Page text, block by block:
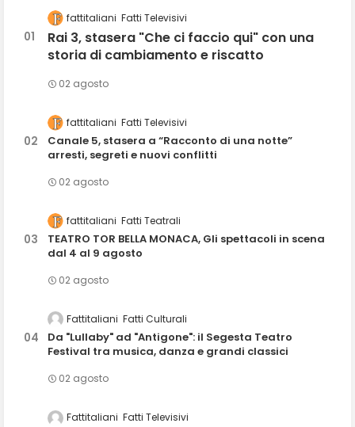
fattitaliani Fatti Televisivi
Rai 3, stasera "Che ci faccio qui" con una
storia di cambiamento e riscatto
02 agosto
fattitaliani Fatti Televisivi
Canale 5, stasera a “Racconto di una notte”
arresti, segreti e nuovi conflitti
02 agosto
fattitaliani Fatti Teatrali
TEATRO TOR BELLA MONACA, Gli spettacoli in scena
dal 4 al 9 agosto
02 agosto
Fattitaliani Fatti Culturali
Da "Lullaby" ad "Antigone": il Segesta Teatro
Festival tra musica, danza e grandi classici
02 agosto
Fattitaliani Fatti Televisivi